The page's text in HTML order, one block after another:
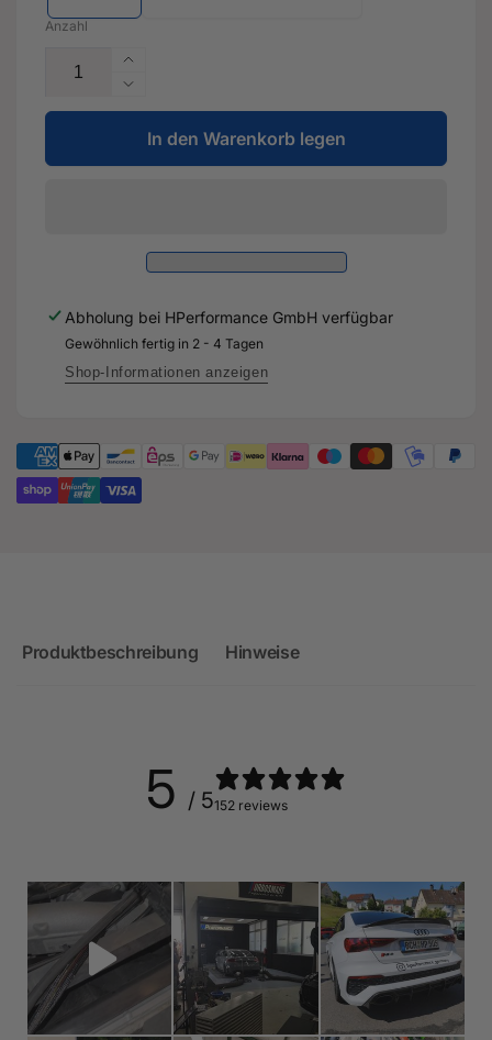
Anzahl
Erhöhe
die
Menge
für
TC
K16
Turbolader
3,5&quot;
Turboinlet
+
RS3
TTRS
RSQ3
Verringere
die
Menge
für
K16
+
3,5&quot;
Turboinlet
Audi
RS3
TTRS
In den Warenkorb legen
Abholung bei HPerformance GmbH verfügbar
Gewöhnlich fertig in 2 - 4 Tagen
Shop-Informationen anzeigen
Produktbeschreibung Hinweise
5 / 5152 reviews